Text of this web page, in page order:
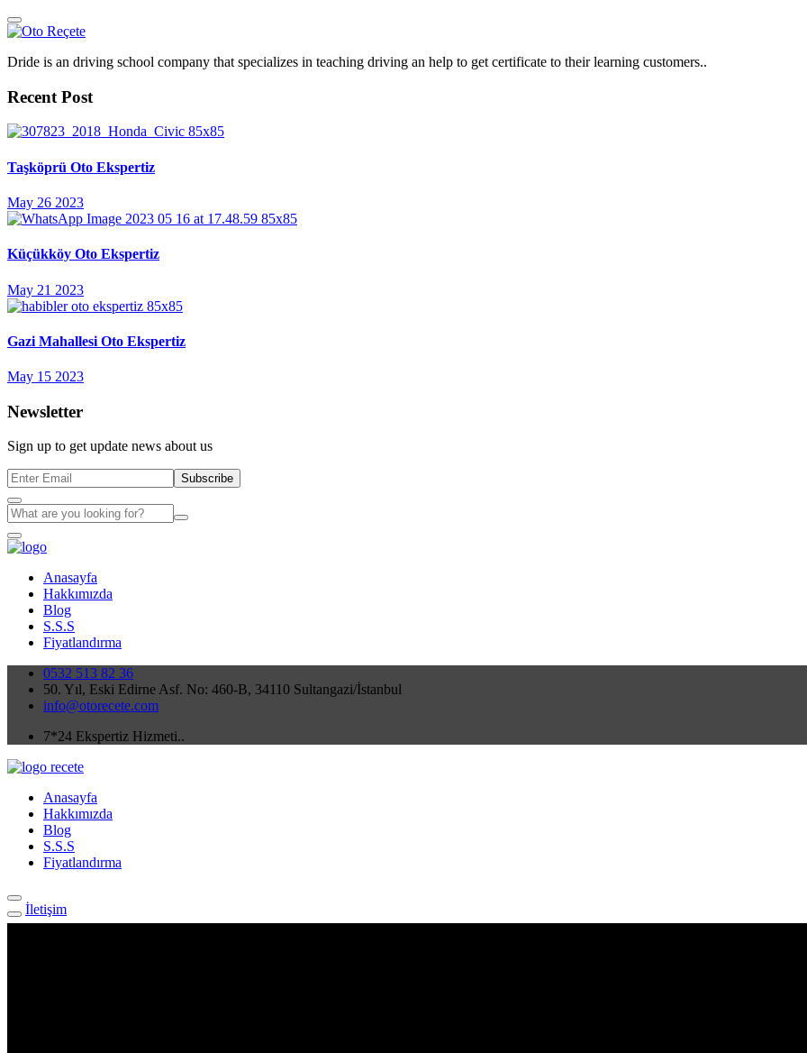
Dride is an driving school company that specializes in teaching driving an help to get certificate to their learning customers..
Recent Post
Taşköprü Oto Ekspertiz
May 26 2023
Küçükköy Oto Ekspertiz
May 21 2023
Gazi Mahallesi Oto Ekspertiz
May 15 2023
Newsletter
Sign up to get update news about us
Subscribe
Anasayfa
Hakkımızda
Blog
S.S.S
Fiyatlandırma
0532 513 82 36
50. Yıl, Eski Edirne Asf. No: 460-B, 34110 Sultangazi/İstanbul
info@otorecete.com
7*24 Ekspertiz Hizmeti..
Anasayfa
Hakkımızda
Blog
S.S.S
Fiyatlandırma
İletişim